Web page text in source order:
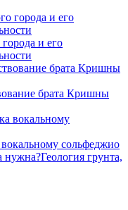
и его
брата Кришны
сольфеджио
Геология грунта,